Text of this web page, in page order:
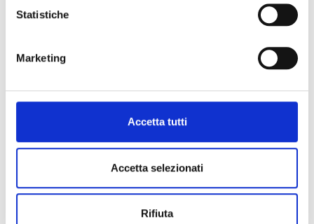
Statistiche
Marketing
Accetta tutti
Accetta selezionati
Rifiuta
3 Offerte trovate
100 m² 1 3
APPARTAMENTO TRICAMERE IN VENDITA I ...